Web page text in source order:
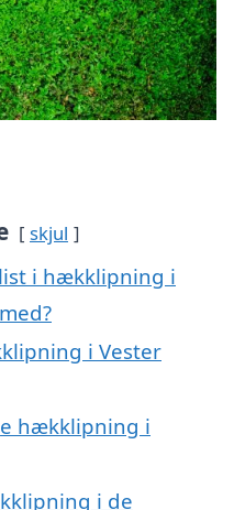
skjul
i hækklipning i
i Vester
hækklipning i
i de